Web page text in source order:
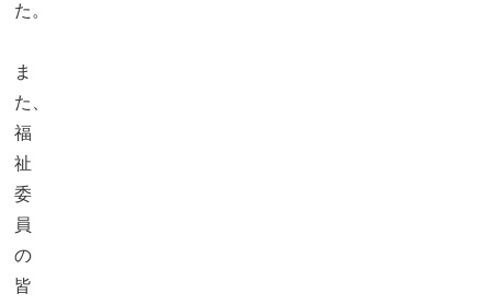
た。
ま
た、
福
祉
委
員
の
皆